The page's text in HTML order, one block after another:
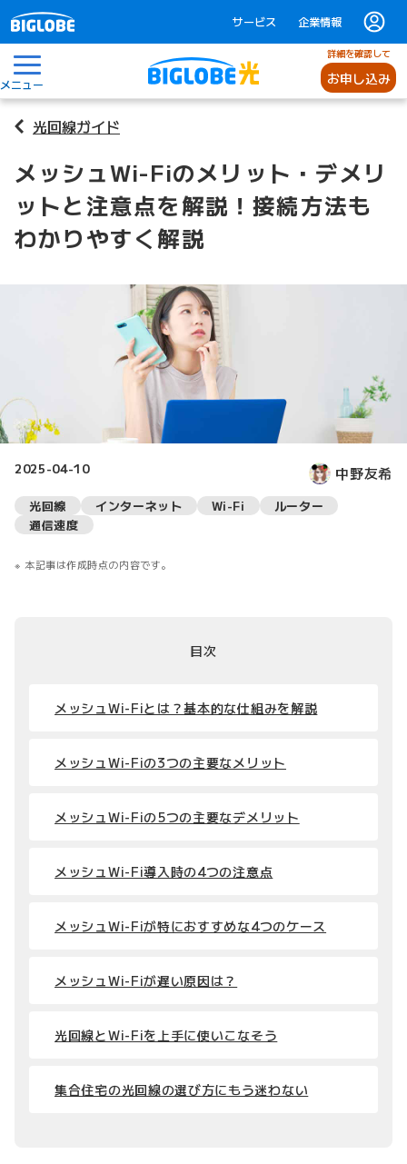
サービス 企業情報
メニュー
詳細を確認して
お申し込み
光回線ガイド
メッシュWi-Fiのメリット・デメリ
ットと注意点を解説！接続方法も
わかりやすく解説
2025-04-10 中野友希
光回線 インターネット Wi-Fi
ルーター
通信速度
本記事は作成時点の内容です。
目次
メッシュWi-Fiとは？基本的な仕組みを解説
メッシュWi-Fiの3つの主要なメリット
メッシュWi-Fiの5つの主要なデメリット
メッシュWi-Fi導入時の4つの注意点
メッシュWi-Fiが特におすすめな4つのケース
メッシュWi-Fiが遅い原因は？
光回線とWi-Fiを上手に使いこなそう
集合住宅の光回線の選び方にもう迷わない